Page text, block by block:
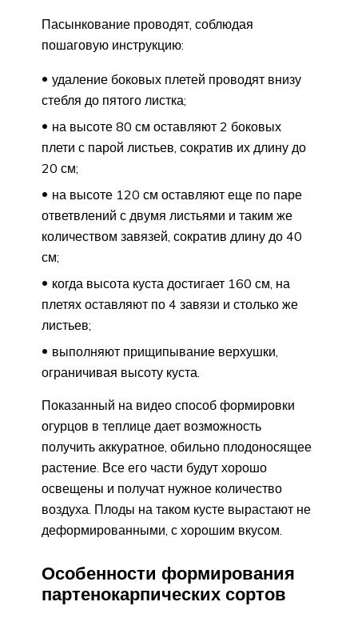
Пасынкование проводят, соблюдая
пошаговую инструкцию:
удаление боковых плетей проводят внизу
стебля до пятого листка;
на высоте 80 см оставляют 2 боковых
плети с парой листьев, сократив их длину до
20 см;
на высоте 120 см оставляют еще по паре
ответвлений с двумя листьями и таким же
количеством завязей, сократив длину до 40
см;
когда высота куста достигает 160 см, на
плетях оставляют по 4 завязи и столько же
листьев;
выполняют прищипывание верхушки,
ограничивая высоту куста.
Показанный на видео способ формировки
огурцов в теплице дает возможность
получить аккуратное, обильно плодоносящее
растение. Все его части будут хорошо
освещены и получат нужное количество
воздуха. Плоды на таком кусте вырастают не
деформированными, с хорошим вкусом.
Особенности формирования
партенокарпических сортов